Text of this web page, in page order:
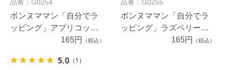
品番：G0254
ボンヌママン「自分でラ
ッピング」アプリコット
プチジャム（1セット）
165円 （税込）
5.0 （1）
品番：G0255
ボンヌママン「自分でラ
ッピング」ラズベリープ
チジャム（1セット）
165円 （税込）